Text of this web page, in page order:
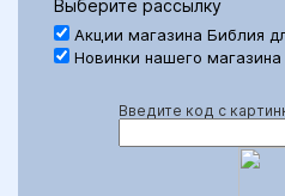
Выберите рассылку
Акции магазина Библия
Новинки нашего магазина
Введите код с